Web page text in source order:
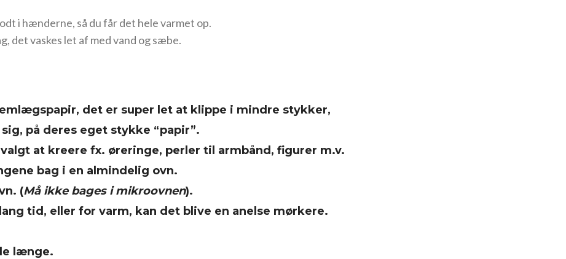
i hænderne, så du får det hele varmet op.
det vaskes let af med vand og sæbe.
det er super let at klippe i mindre stykker,
på deres eget stykke “papir”.
at kreere fx. øreringe, perler til armbånd, figurer m.v.
bag i en almindelig ovn.
(Må ikke bages i mikroovnen).
tid, eller for varm, kan det blive en anelse mørkere.
længe.